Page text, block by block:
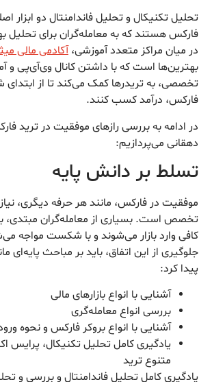
تحلیل تکنیکال و تحلیل فاندامنتال دو ابزار
فارکس هستند که به معامله‌گران برای تحلیل
در میان مراکز متعدد آموزشی،آکادمی مالی
بهترین‌ها است که با داشتن کانال وی‌آی‌پی و
تخصصی، به تریدرها کمک می‌کند تا از ابتدای
فارکس، درآمد کسب کنند.
در ادامه به بررسی رازهای موفقیت در ترید
دهقانی می‌پردازیم:
تسلط بر دانش پایه
موفقیت در فارکس، مانند هر حرفه دیگری،
تخصص است. بسیاری از معامله‌گران
کافی وارد بازار می‌شوند و با شکست مواجه
جلوگیری از این اتفاق، باید بر مباحث پایه‌ای
پیدا کرد:
آشنایی با انواع بازارهای مالی
بررسی انواع معامله‌گری
آشنایی با انواع بروکر فارکس و نحوه
یادگیری کامل تحلیل تکنیکال،
متنوع ترید
یادگیری کامل تحلیل فاندامنتال و بررسی و